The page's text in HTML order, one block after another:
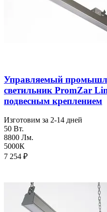
Управляемый
светильник PromZar
подвесным креплением
Изготовим за 2-14 дней
50 Вт.
8800 Лм.
5000К
7 254 ₽